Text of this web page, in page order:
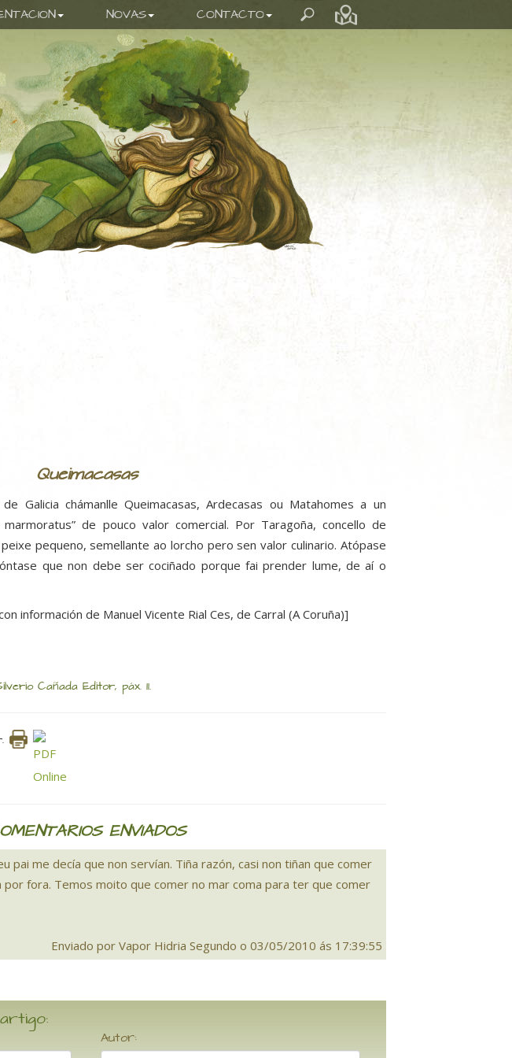
NOVAS CONTACTO
Queimacasas
Galicia chámanlle Queimacasas, Ardecasas ou Matahomes a un
de pouco valor comercial. Por Taragoña, concello de
pequeno, semellante ao lorcho pero sen valor culinario. Atópase
que non debe ser cociñado porque fai prender lume, de aí o
información de Manuel Vicente Rial Ces, de Carral (A Coruña)]
Cañada Editor, páx. 11.
ENVIADOS
pai me decía que non servían. Tiña razón, casi non tiñan que comer
fora. Temos moito que comer no mar coma para ter que comer
Enviado por Vapor Hidria Segundo o 03/05/2010 ás 17:39:55
Autor: